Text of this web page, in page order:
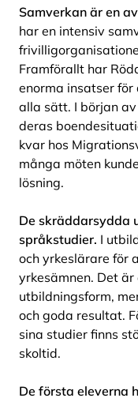
Samverkan är en
har en intensiv
Framförallt har
enorma insatser
alla sätt. I början
deras
kvar hos
många möten
lösning.
De skräddarsydda
språkstudier. I
och yrkeslärare för
yrkesämnen. Det
utbildningsform,
och goda resultat.
sina studier finns
skoltid.
De första eleverna